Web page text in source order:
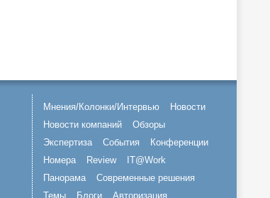
Мнения/Колонки/Интервью
Новости
Новости компаний
Обзоры
Экспертиза
События
Конференции
Номера
Review
IT@Work
Панорама
Современные решения
Темы
Блоги Авторизация